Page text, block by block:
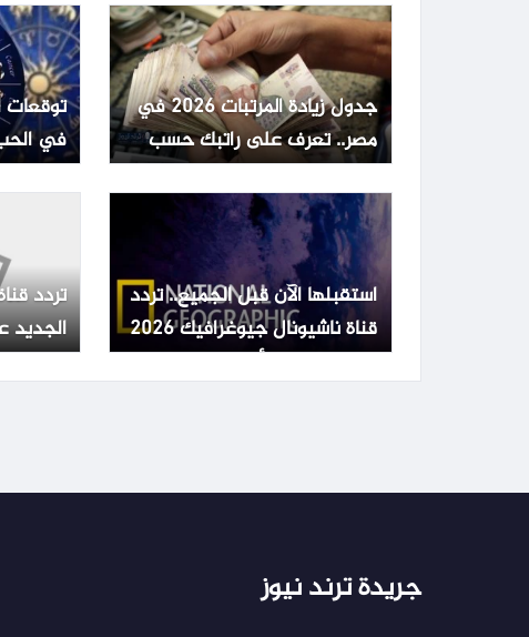
جدول زيادة المرتبات 2026 في
مصر.. تعرف على راتبك حسب
الدرجة الوظيفية
في
استقبلها الآن قبل الجميع.. تردد
قناة ناشيونال جيوغرافيك 2026
بعد التحديث الأخير
تردد
سات
جريدة ترند نيوز